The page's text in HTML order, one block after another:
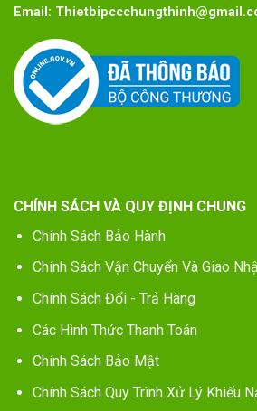
Email:
CHÍNH SÁCH VÀ QUY ĐỊNH CHUNG
Chính Sách Bảo Hành
Chính Sách Vận Chuyển Và Giao
Chính Sách Đổi - Trả Hàng
Các Hình Thức Thanh Toán
Chính Sách Bảo Mật
Chính Sách Quy Trình Xử Lý Khiếu